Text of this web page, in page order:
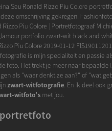
Seu Ronald Rizzo Piu Colore
omschrijving gekregen:
Piu Colore | Portretfotograaf
portfolio zwart-wit black and
Piu Colore 2019-01-12
is mijn specialiteit en passie
foto. Het trekt je meer naar bepaalde
als "waar denkt ze aan?" of "wat
zwart-witfotografie. En ik deel ook
witfoto's met jou.
portretfoto